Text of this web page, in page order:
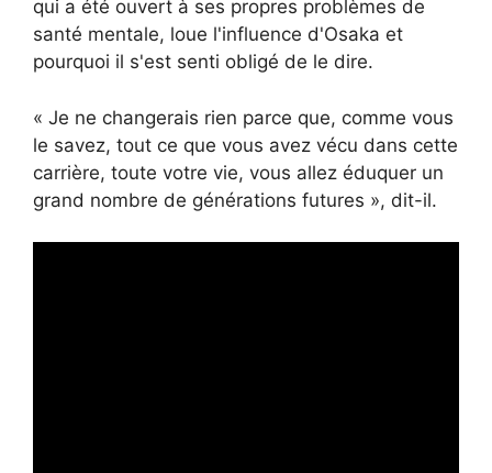
qui a été ouvert à ses propres problèmes de
santé mentale, loue l'influence d'Osaka et
pourquoi il s'est senti obligé de le dire.
« Je ne changerais rien parce que, comme vous
le savez, tout ce que vous avez vécu dans cette
carrière, toute votre vie, vous allez éduquer un
grand nombre de générations futures », dit-il.